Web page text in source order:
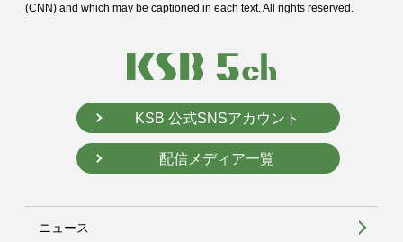
(CNN) and which may be captioned in each text. All rights reserved.
KSB 公式SNSアカウント
配信メディア一覧
ニュース